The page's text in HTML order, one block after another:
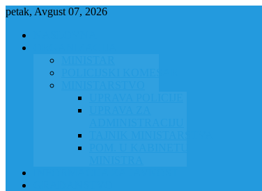
petak, Avgust 07, 2026